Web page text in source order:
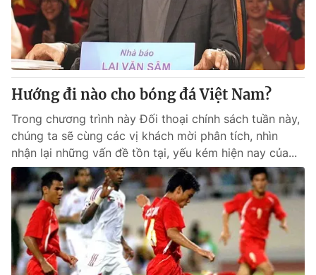
Sản phẩm
Thị trường
Tư vấn
Lịch phát sóng
Chuyên mục khác
Emagazine Podcast
Photo Infographic
Video Shorts video
VTV Money VTV Thể thao
Hướng đi nào cho bóng đá Việt Nam?
Trong chương trình này Đối thoại chính sách tuần này,
chúng ta sẽ cùng các vị khách mời phân tích, nhìn
nhận lại những vấn đề tồn tại, yếu kém hiện nay của...